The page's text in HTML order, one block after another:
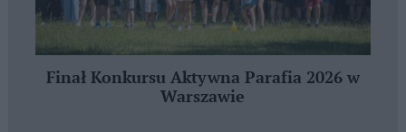
Finał Konkursu Aktywna Parafia 2026 w
Warszawie